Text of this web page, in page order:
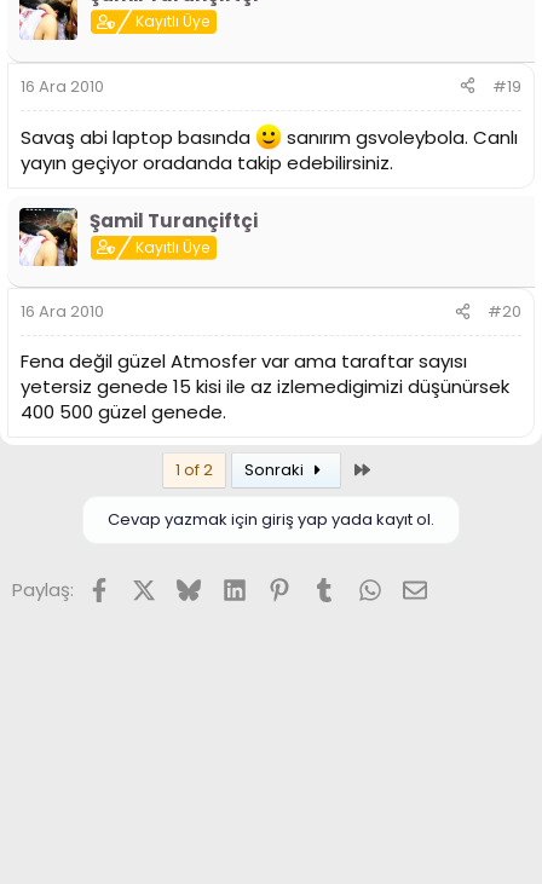
Kayıtlı Üye
16 Ara 2010 #19
Savaş abi laptop basında
sanırım gsvoleybola. Canlı
yayın geçiyor oradanda takip edebilirsiniz.
Şamil Turançiftçi
Kayıtlı Üye
16 Ara 2010 #20
Fena değil güzel Atmosfer var ama taraftar sayısı
yetersiz genede 15 kisi ile az izlemedigimizi düşünürsek
400 500 güzel genede.
1 of 2 Sonraki
Cevap yazmak için giriş yap yada kayıt ol.
Paylaş: FacebookX (Twitter)
BlueskyLinkedInPinterest
TumblrWhatsApp
E-posta